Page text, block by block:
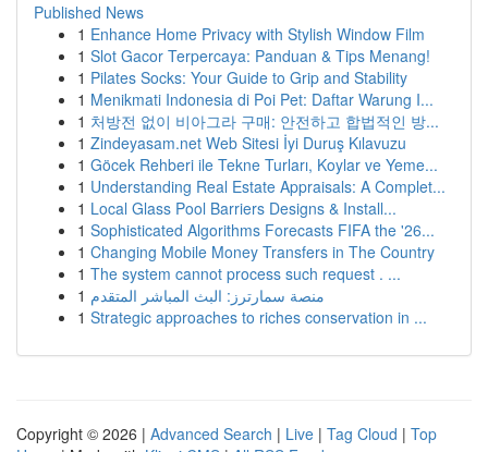
Published News
1 Enhance Home Privacy with Stylish Window Film
1 Slot Gacor Terpercaya: Panduan & Tips Menang!
1 Pilates Socks: Your Guide to Grip and Stability
1 Menikmati Indonesia di Poi Pet: Daftar Warung I...
1 처방전 없이 비아그라 구매: 안전하고 합법적인 방...
1 Zindeyasam.net Web Sitesi İyi Duruş Kılavuzu
1 Göcek Rehberi ile Tekne Turları, Koylar ve Yeme...
1 Understanding Real Estate Appraisals: A Complet...
1 Local Glass Pool Barriers Designs & Install...
1 Sophisticated Algorithms Forecasts FIFA the '26...
1 Changing Mobile Money Transfers in The Country
1 The system cannot process such request . ...
1 منصة سمارترز: البث المباشر المتقدم
1 Strategic approaches to riches conservation in ...
Copyright © 2026 | Advanced Search | Live | Tag Cloud | Top